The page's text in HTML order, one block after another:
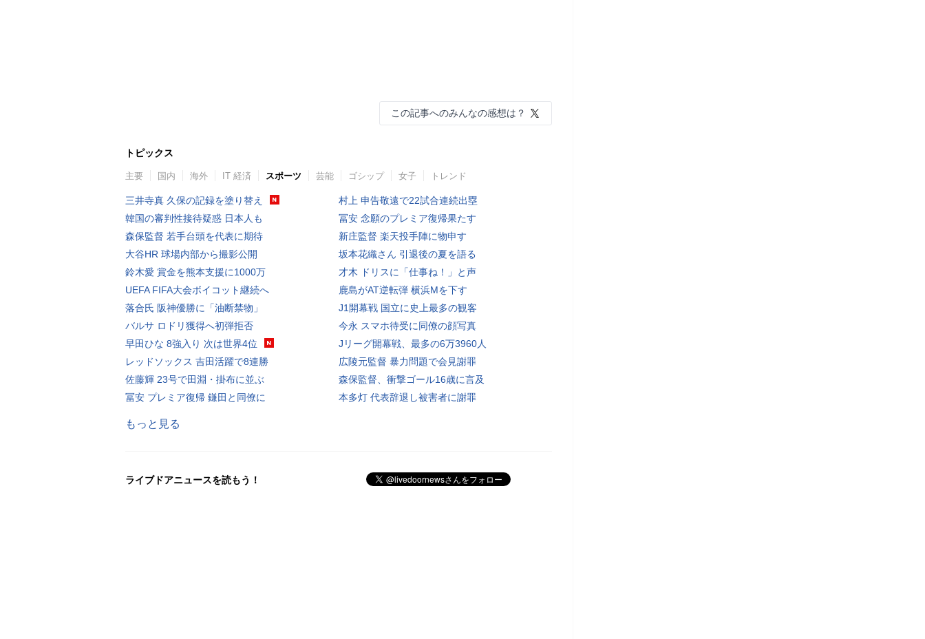
この記事へのみんなの感想は？
トピックス
主要 国内 海外 IT 経済 スポーツ 芸能 ゴシップ 女子 トレンド
三井寺真 久保の記録を塗り替え
韓国の審判性接待疑惑 日本人も
森保監督 若手台頭を代表に期待
大谷HR 球場内部から撮影公開
鈴木愛 賞金を熊本支援に1000万
UEFA FIFA大会ボイコット継続へ
落合氏 阪神優勝に「油断禁物」
バルサ ロドリ獲得へ初弾拒否
早田ひな 8強入り 次は世界4位
レッドソックス 吉田活躍で8連勝
佐藤輝 23号で田淵・掛布に並ぶ
冨安 プレミア復帰 鎌田と同僚に
村上 申告敬遠で22試合連続出塁
冨安 念願のプレミア復帰果たす
新庄監督 楽天投手陣に物申す
坂本花織さん 引退後の夏を語る
才木 ドリスに「仕事ね！」と声
鹿島がAT逆転弾 横浜Mを下す
J1開幕戦 国立に史上最多の観客
今永 スマホ待受に同僚の顔写真
Jリーグ開幕戦、最多の6万3960人
広陵元監督 暴力問題で会見謝罪
森保監督、衝撃ゴール16歳に言及
本多灯 代表辞退し被害者に謝罪
もっと見る
ライブドアニュースを読もう！